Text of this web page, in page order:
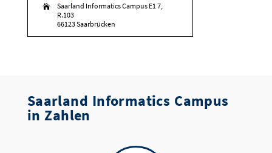

Saarland Informatics Campus E1 7,
R.103
66123 Saarbrücken
Saarland Informatics Campus
in Zahlen